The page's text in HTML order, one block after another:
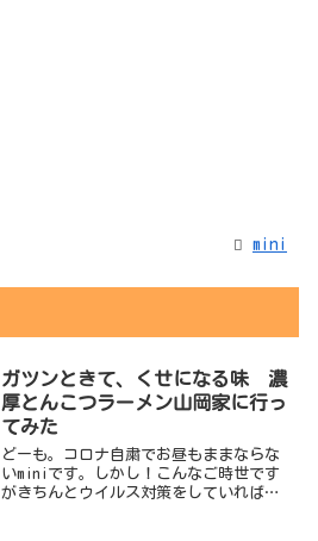
mini
ガツンときて、くせになる味 濃
厚とんこつラーメン山岡家に行っ
てみた
どーも。コロナ自粛でお昼もままならな
いminiです。しかし！こんなご時世です
がきちんとウイルス対策をしていれば普